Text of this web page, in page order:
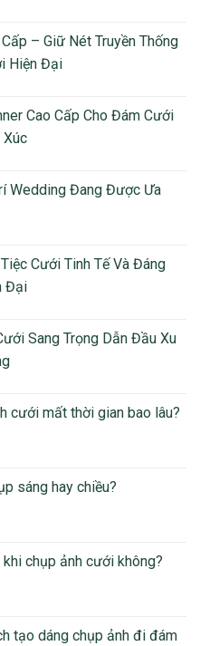
– Giữ Nét Truyền Thống
Hiện Đại
Cao Cấp Cho Đám Cưới
Xúc
Wedding Đang Được Ưa
Cưới Tinh Tế Và Đáng
Đại
Sang Trọng Dẫn Đầu Xu
cưới mất thời gian bao lâu?
sáng hay chiều?
chụp ảnh cưới không?
tạo dáng chụp ảnh đi đám